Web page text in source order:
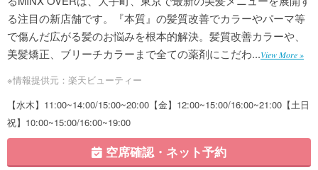
る注目の新店舗です。『本質』の髪質改善でカラーやパーマ等
で傷んだ広がる髪のお悩みを根本的解決。髪質改善カラーや、
美髪矯正、ブリーチカラーまで全ての薬剤にこだわ...View More »
※情報提供元：楽天ビューティー
【水木】11:00~14:00/15:00~20:00【金】12:00~15:00/16:00~21:00【土日
祝】10:00~15:00/16:00~19:00
空席確認・ネット予約